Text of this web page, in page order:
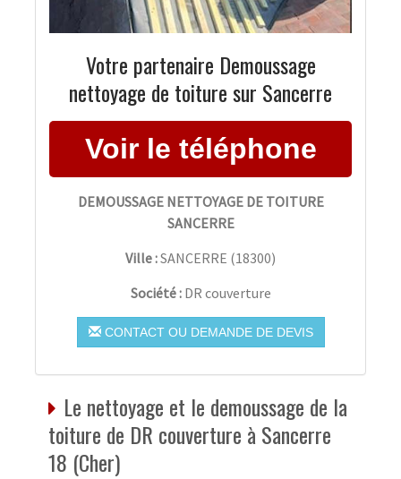
Votre partenaire Demoussage
nettoyage de toiture sur Sancerre
DEMOUSSAGE NETTOYAGE DE TOITURE
SANCERRE
Ville :SANCERRE (18300)
Société : DR couverture
CONTACT OU DEMANDE DE DEVIS
Le nettoyage et le demoussage de la
toiture de DR couverture à Sancerre
18 (Cher)